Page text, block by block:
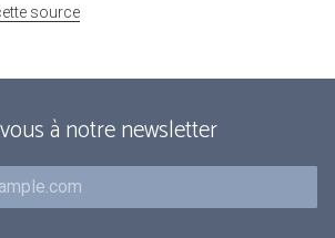
source
à notre newsletter